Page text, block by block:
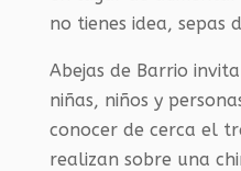
no tienes idea, sepas
Abejas de Barrio
niñas, niños y
conocer de cerca el
realizan sobre una